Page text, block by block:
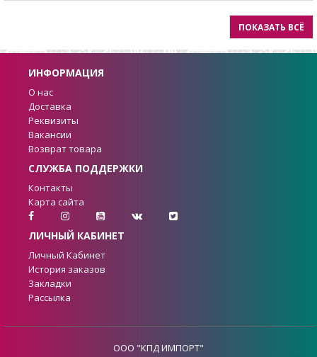
ПОКАЗАТЬ ВСЁ
ИНФОРМАЦИЯ
О нас
Доставка
Реквизиты
Вакансии
Возврат товара
СЛУЖБА ПОДДЕРЖКИ
Контакты
Карта сайта
ЛИЧНЫЙ КАБИНЕТ
Личный Кабинет
История заказов
Закладки
Рассылка
ООО "КПД ИМПОРТ"